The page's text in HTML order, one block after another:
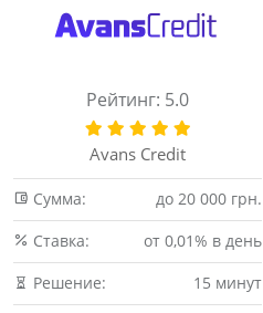
Рейтинг: 5.0
Avans Credit
Сумма:
до 20 000 грн.
Cтавка:
от 0,01% в день
Решение:
15 минут